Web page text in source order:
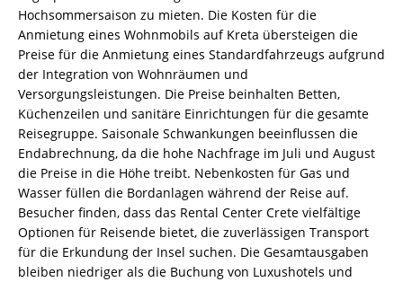
Hochsommersaison zu mieten. Die Kosten für die
Anmietung eines Wohnmobils auf Kreta übersteigen die
Preise für die Anmietung eines Standardfahrzeugs aufgrund
der Integration von Wohnräumen und
Versorgungsleistungen. Die Preise beinhalten Betten,
Küchenzeilen und sanitäre Einrichtungen für die gesamte
Reisegruppe. Saisonale Schwankungen beeinflussen die
Endabrechnung, da die hohe Nachfrage im Juli und August
die Preise in die Höhe treibt. Nebenkosten für Gas und
Wasser füllen die Bordanlagen während der Reise auf.
Besucher finden, dass das Rental Center Crete vielfältige
Optionen für Reisende bietet, die zuverlässigen Transport
für die Erkundung der Insel suchen. Die Gesamtausgaben
bleiben niedriger als die Buchung von Luxushotels und